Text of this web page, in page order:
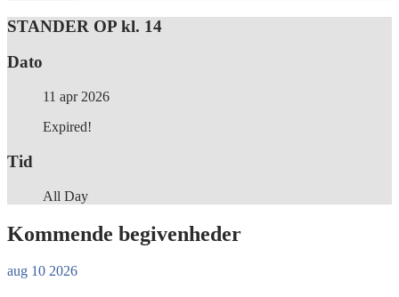
STANDER OP kl. 14
Dato
11 apr 2026
Expired!
Tid
All Day
Kommende begivenheder
aug 10 2026